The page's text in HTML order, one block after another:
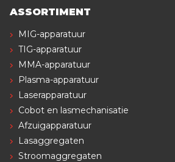
ASSORTIMENT
MIG-apparatuur
TIG-apparatuur
MMA-apparatuur
Plasma-apparatuur
Laserapparatuur
Cobot en lasmechanisatie
Afzuigapparatuur
Lasaggregaten
Stroomaggregaten